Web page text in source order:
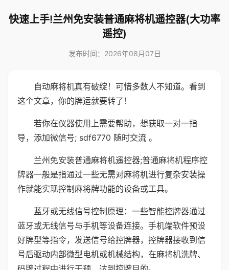
快速上手!兰州免安装普通麻将机遥控器(大功率
遥控)
发布时间：2026年08月07日
自动麻将机真有破绽！可惜多数人不知道。看到
这个文章，你的牌运就要转了！
若你在仪器使用上需要帮助，想获取一对一指
导，添加微信号; sdf6770 随时交流 。
兰州免安装普通麻将机遥控器;普通麻将机程序控
牌器一般是指通过一些无需对麻将机进行复杂安装操
作就能实现控制麻将牌功能的设备或工具。
蓝牙或无线信号控制原理：一些智能控牌器通过
蓝牙或无线信号与手机等设备连接。手机端软件预设
好牌型等指令，发送信号给控牌器，控牌器接收到信
号后驱动内部微型电机或机械结构，在麻将机洗牌、